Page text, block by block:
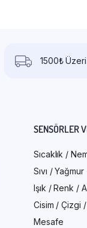
1500₺
SENSÖRLER
Sıcaklık /
Sıvı / Yağmur
Işık / Renk /
Cisim / Çizgi
Mesafe